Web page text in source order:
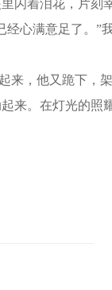
闪着泪花，片刻
经心满意足了。”
来，他又跪下，架
来。在灯光的照